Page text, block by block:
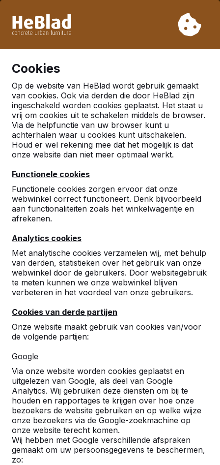
week 33. Houdt u daarom rekening met langere levertijden.
Cookies
Op de website van HeBlad wordt gebruik gemaakt
van cookies. Ook via derden die door HeBlad zijn
ingeschakeld worden cookies geplaatst. Het staat u
vrij om cookies uit te schakelen middels de browser.
Via de helpfunctie van uw browser kunt u
achterhalen waar u cookies kunt uitschakelen.
Houd er wel rekening mee dat het mogelijk is dat
onze website dan niet meer optimaal werkt.
Functionele cookies
Functionele cookies zorgen ervoor dat onze
webwinkel correct functioneert. Denk bijvoorbeeld
aan functionaliteiten zoals het winkelwagentje en
afrekenen.
Analytics cookies
Met analytische cookies verzamelen wij, met behulp
van derden, statistieken over het gebruik van onze
webwinkel door de gebruikers. Door websitegebruik
te meten kunnen we onze webwinkel blijven
verbeteren in het voordeel van onze gebruikers.
Cookies van derde partijen
Onze website maakt gebruik van cookies van/voor
de volgende partijen:
Google
Via onze website worden cookies geplaatst en
uitgelezen van Google, als deel van Google
Analytics. Wij gebruiken deze diensten om bij te
houden en rapportages te krijgen over hoe onze
bezoekers de website gebruiken en op welke wijze
onze bezoekers via de Google-zoekmachine op
onze website terecht komen.
Wij hebben met Google verschillende afspraken
gemaakt om uw persoonsgegevens te beschermen,
zo:
Al meer dan 30.000 producten verkocht
Betonnen tafeltennistafels,
bankjes en speltafels.
robuuste spel- en speeltafels.
Bekijk onze tafels -->
Ontdek ons complete
assortiment